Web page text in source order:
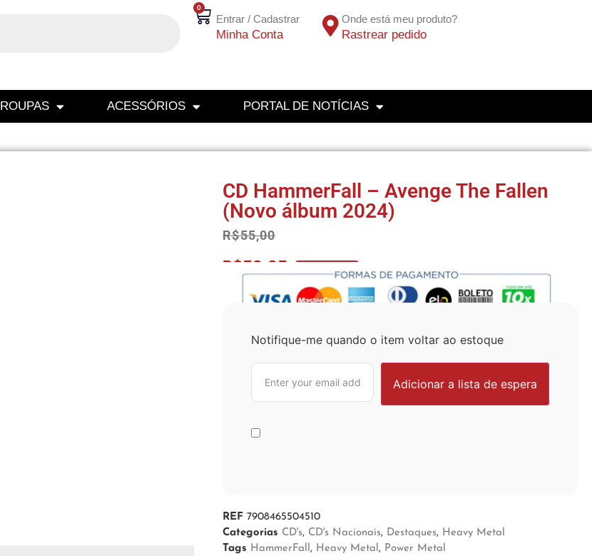
0
Entrar / Cadastrar
Minha Conta
Onde está meu produto?
Rastrear pedido
ROUPAS ACESSÓRIOS PORTAL DE NOTÍCIAS
CD HammerFall – Avenge The Fallen
(Novo álbum 2024)
R$55,00
R$52,25
Notifique-me quando o item voltar ao estoque
REF7908465504510
Categorias CD's, CD's Nacionais, Destaques, Heavy Metal
Tags HammerFall , Heavy Metal , Power Metal